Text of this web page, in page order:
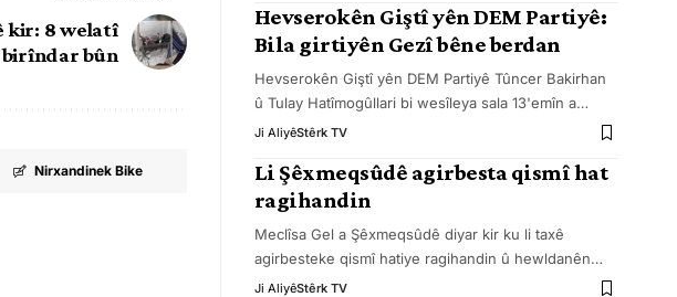
kir: 8 welatî
birîndar bûn
Nirxandinek Bike
Hevserokên Giştî yên DEM Partiyê:
Bila girtiyên Gezî bêne berdan
Hevserokên Giştî yên DEM Partiyê Tûncer Bakirhan
û Tulay Hatîmogûllari bi wesîleya sala 13'emîn a…
Ji AliyêStêrk TV
Li Şêxmeqsûdê agirbesta qismî hat
ragihandin
Meclîsa Gel a Şêxmeqsûdê diyar kir ku li taxê
agirbesteke qismî hatiye ragihandin û hewldanên…
Ji AliyêStêrk TV